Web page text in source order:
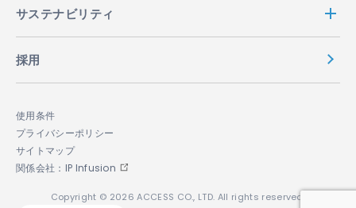
サステナビリティ
採用
使用条件
プライバシーポリシー
サイトマップ
関係会社：IP Infusion
Copyright © 2026 ACCESS CO., LTD. All rights reserved.